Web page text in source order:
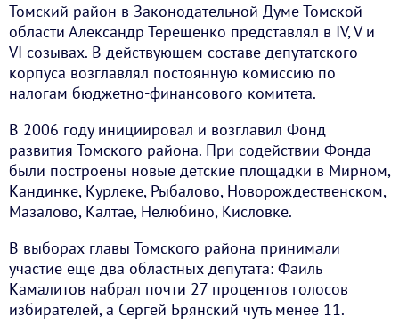
Томский район в Законодательной Думе Томской
области Александр Терещенко представлял в IV, V и
VI созывах. В действующем составе депутатского
корпуса возглавлял постоянную комиссию по
налогам бюджетно-финансового комитета.
В 2006 году инициировал и возглавил Фонд
развития Томского района. При содействии Фонда
были построены новые детские площадки в Мирном,
Кандинке, Курлеке, Рыбалово, Новорождественском,
Мазалово, Калтае, Нелюбино, Кисловке.
В выборах главы Томского района принимали
участие еще два областных депутата: Фаиль
Камалитов набрал почти 27 процентов голосов
избирателей, а Сергей Брянский чуть менее 11.